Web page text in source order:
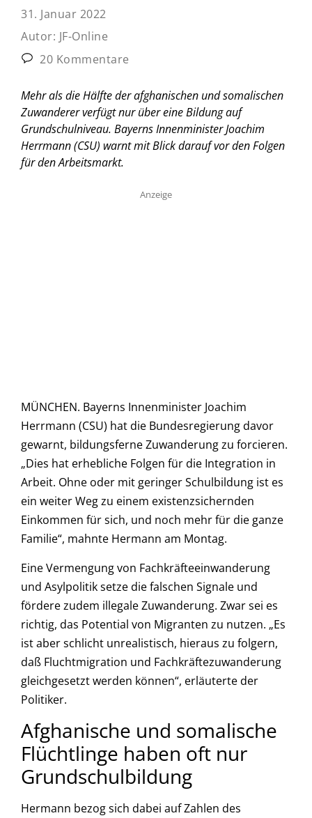
31. Januar 2022
Autor: JF-Online
20 Kommentare
Mehr als die Hälfte der afghanischen und somalischen
Zuwanderer verfügt nur über eine Bildung auf
Grundschulniveau. Bayerns Innenminister Joachim
Herrmann (CSU) warnt mit Blick darauf vor den Folgen
für den Arbeitsmarkt.
Anzeige
MÜNCHEN. Bayerns Innenminister Joachim
Herrmann (CSU) hat die Bundesregierung davor
gewarnt, bildungsferne Zuwanderung zu forcieren.
„Dies hat erhebliche Folgen für die Integration in
Arbeit. Ohne oder mit geringer Schulbildung ist es
ein weiter Weg zu einem existenzsichernden
Einkommen für sich, und noch mehr für die ganze
Familie“, mahnte Hermann am Montag.
Eine Vermengung von Fachkräfteeinwanderung
und Asylpolitik setze die falschen Signale und
fördere zudem illegale Zuwanderung. Zwar sei es
richtig, das Potential von Migranten zu nutzen. „Es
ist aber schlicht unrealistisch, hieraus zu folgern,
daß Fluchtmigration und Fachkräftezuwanderung
gleichgesetzt werden können“, erläuterte der
Politiker.
Afghanische und somalische
Flüchtlinge haben oft nur
Grundschulbildung
Hermann bezog sich dabei auf Zahlen des